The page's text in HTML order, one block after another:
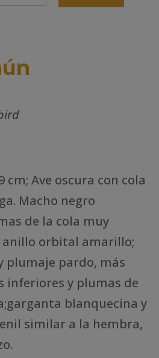
cm; Ave oscura con cola
Macho negro
de la cola muy
anillo orbital amarillo;
plumaje pardo, más
inferiores y plumas de
blanquecina y
similar a la hembra,